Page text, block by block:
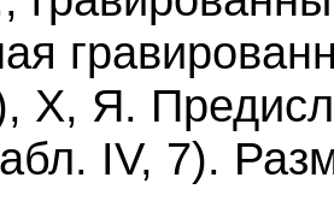
Х, Я.
IV, 7).